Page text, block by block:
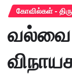
கோவில்கள் -
வல்வை